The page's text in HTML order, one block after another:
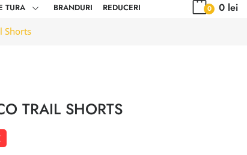
TURA BRANDURI REDUCERI 0 lei
0
Shorts
TRAIL SHORTS